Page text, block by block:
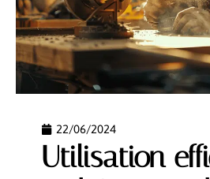
22/06/2024
Utilisation